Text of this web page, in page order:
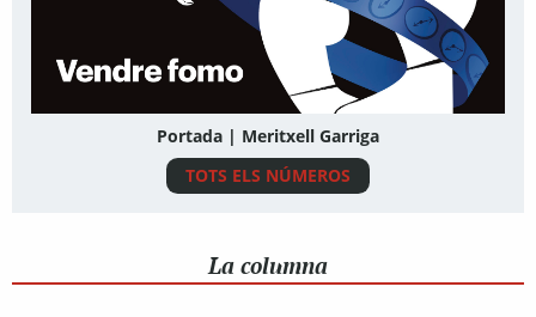
Portada | Meritxell Garriga
TOTS ELS NÚMEROS
La columna